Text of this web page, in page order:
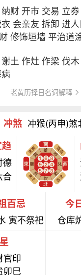
财 开市 交易 立
会亲友 拆卸 进
修饰垣墙 平治道
土 作灶 作梁 伐
老黄历择日名词解释
冲煞 冲猴(丙申)煞
德
合
百忌
寅不祭祀
今
仓库
官印
卯巳